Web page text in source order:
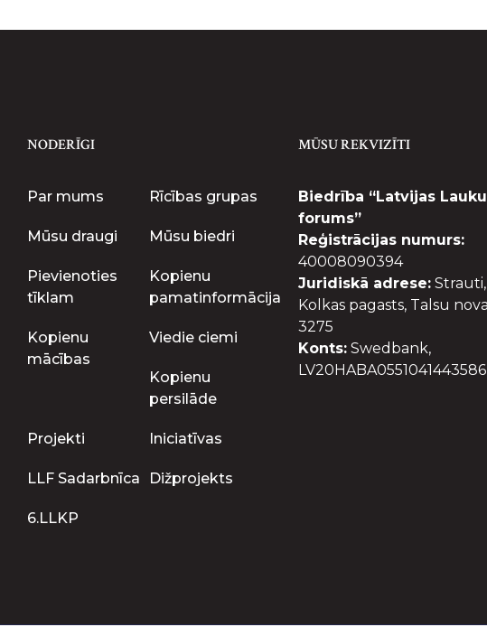
NODERĪGI
Par mums Rīcības grupas
Mūsu draugi Mūsu biedri
Pievienoties
tīklam
Kopienu
pamatinformācija
Kopienu
mācības
Viedie ciemi
Kopienu
persilāde
Projekti Iniciatīvas
LLF Sadarbnīca Dižprojekts
6.LLKP
MŪSU REKVIZĪTI
Biedrība “Latvijas Lauku
forums”
Reģistrācijas numurs:
40008090394
Juridiskā adrese:
Kolkas pagasts, Talsu
3275
Konts: Swedbank,
LV20HABA0551041443586